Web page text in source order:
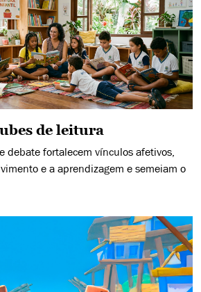
de leitura
debate fortalecem vínculos afetivos,
e a aprendizagem e semeiam o